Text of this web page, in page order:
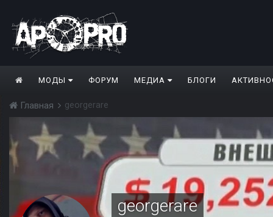
МОДЫ ФОРУМ МЕДИА БЛОГИ
Главная georgerare
georgerare